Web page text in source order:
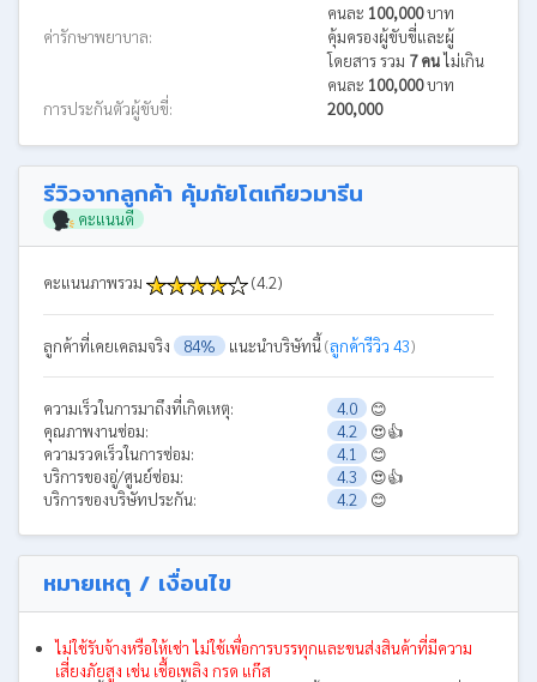
คนละ 100,000บาท
ค่ารักษาพยาบาล:
คุ้มครองผู้ขับขี่และผู้
โดยสาร รวม 7 คนไม่เกิน
คนละ 100,000บาท
การประกันตัวผู้ขับขี่:
200,000
รีวิวจากลูกค้า คุ้มภัยโตเกียวมารีน
คะแนนดี
คะแนนภาพรวม (4.2)
ลูกค้าที่เคยเคลมจริง 84% แนะนำบริษัทนี้(ลูกค้ารีวิว 43)
ความเร็วในการมาถึงที่เกิดเหตุ: 4.0 😊
คุณภาพงานซ่อม:
4.2 😍👍
ความรวดเร็วในการซ่อม:
4.1
😊
บริการของอู่/ศูนย์ซ่อม:
4.3 😍👍
บริการของบริษัทประกัน:
4.2 😊
หมายเหตุ / เงื่อนไข
ไม่ใช้รับจ้างหรือให้เช่า ไม่ใช้เพื่อการบรรทุกและขนส่งสินค้าที่มีความ
เสี่ยงภัยสูง เช่น เชื้อเพลิง กรด แก๊ส